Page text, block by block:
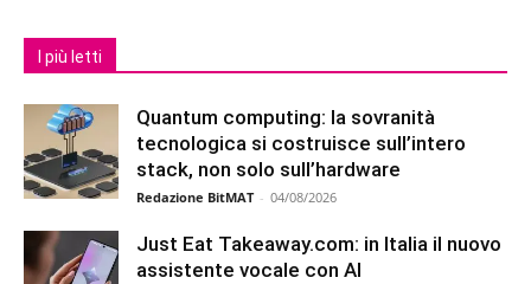
I più letti
Quantum computing: la sovranità
tecnologica si costruisce sull’intero
stack, non solo sull’hardware
Redazione BitMAT - 04/08/2026
Just Eat Takeaway.com: in Italia il nuovo
assistente vocale con AI